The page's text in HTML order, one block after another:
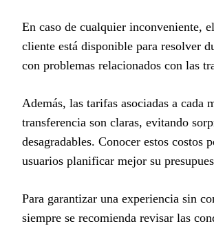
En caso de cualquier inconveniente,
cliente está disponible para resolver
con problemas relacionados con las
Además, las tarifas asociadas a cada
transferencia son claras, evitando
desagradables. Conocer estos costos
usuarios planificar mejor su
Para garantizar una experiencia sin
siempre se recomienda revisar las